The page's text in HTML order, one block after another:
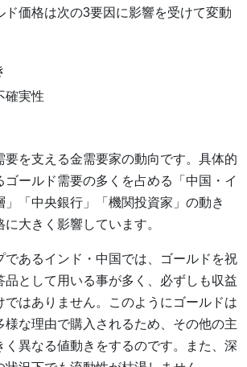
ド価格は次の3要因に影響を受けて変動
確実性
要を支える金需要家の動向です。具体的
ゴールド需要の多くを占める「中国・イ
」「中央銀行」「機関投資家」の動き
大きく影響しています。
であるインド・中国では、ゴールドを祝
品として用いる事が多く、必ずしも収益
ではありません。このようにゴールドは
様な理由で購入されるため、その他の主
く異なる値動きをするのです。また、深